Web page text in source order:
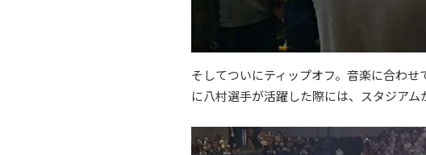
そしてついにティップオフ。音楽に合わ
に八村選手が活躍した際には、スタジア